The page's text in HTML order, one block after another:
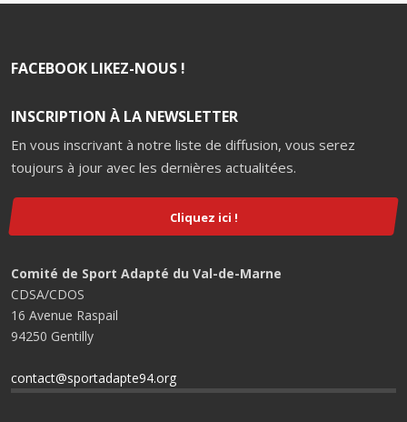
FACEBOOK LIKEZ-NOUS !
INSCRIPTION À LA NEWSLETTER
En vous inscrivant à notre liste de diffusion, vous serez
toujours à jour avec les dernières actualitées.
Cliquez ici !
Comité de Sport Adapté du Val-de-Marne
CDSA/CDOS
16 Avenue Raspail
94250 Gentilly
contact@sportadapte94.org